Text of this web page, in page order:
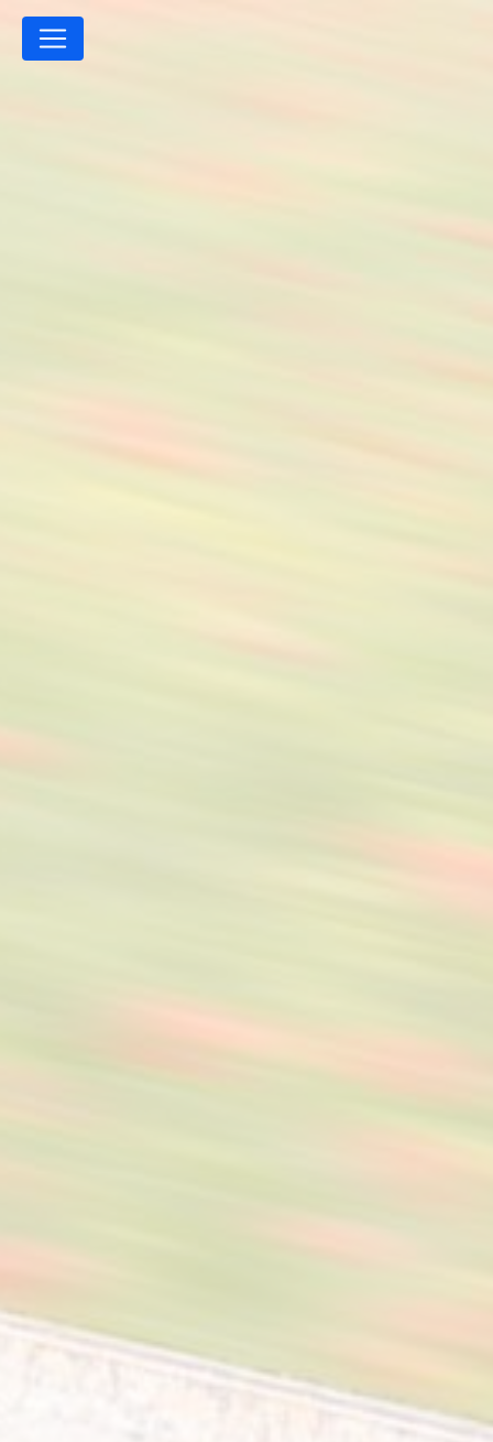
Panneau de gestion des cookies